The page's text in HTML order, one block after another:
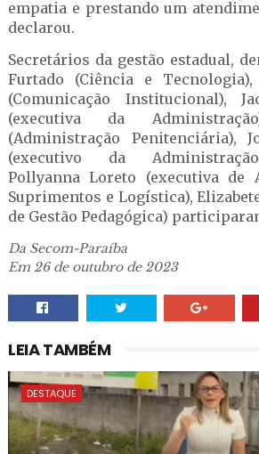
empatia e prestando um
declarou.
Secretários da gestão estadual,
Furtado (Ciência e
(Comunicação Institucional),
(executiva da
(Administração Penitenciária),
(executivo da
Pollyanna Loreto (executiva de
Suprimentos e Logística),
de Gestão Pedagógica)
Da Secom-Paraíba
Em 26 de outubro de 2023
LEIA TAMBÉM
DESTAQUE